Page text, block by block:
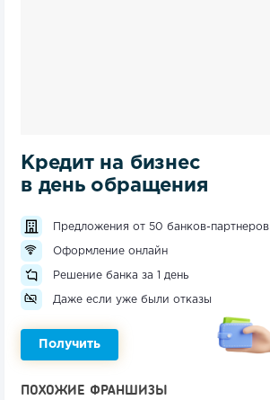
Кредит на бизнес
в день обращения
Предложения от 50 банков-партнеров
Оформление онлайн
Решение банка за 1 день
Даже если уже были отказы
Получить
ПОХОЖИЕ ФРАНШИЗЫ